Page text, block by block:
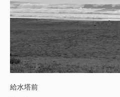
給水塔前